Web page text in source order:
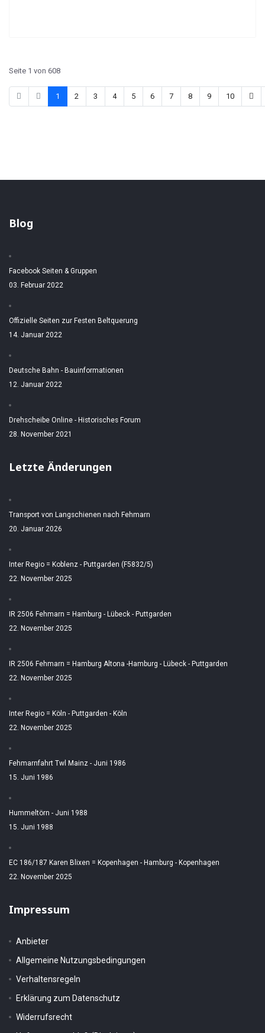
Seite 1 von 608
1 2 3 4 5 6 7 8 9 10
Blog
Facebook Seiten & Gruppen
03. Februar 2022
Offizielle Seiten zur Festen Beltquerung
14. Januar 2022
Deutsche Bahn - Bauinformationen
12. Januar 2022
Drehscheibe Online - Historisches Forum
28. November 2021
Letzte Änderungen
Transport von Langschienen nach Fehmarn
20. Januar 2026
Inter Regio = Koblenz - Puttgarden (F5832/5)
22. November 2025
IR 2506 Fehmarn = Hamburg - Lübeck - Puttgarden
22. November 2025
IR 2506 Fehmarn = Hamburg Altona -Hamburg - Lübeck - Puttgarden
22. November 2025
Inter Regio = Köln - Puttgarden - Köln
22. November 2025
Fehmarnfahrt Twl Mainz - Juni 1986
15. Juni 1986
Hummeltörn - Juni 1988
15. Juni 1988
EC 186/187 Karen Blixen = Kopenhagen - Hamburg - Kopenhagen
22. November 2025
Impressum
Anbieter
Allgemeine Nutzungsbedingungen
Verhaltensregeln
Erklärung zum Datenschutz
Widerrufsrecht